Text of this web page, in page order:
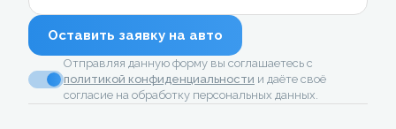
Оставить заявку на авто
Отправляя данную форму вы соглашаетесь с
политикой конфиденциальности и даёте своё
согласие на обработку персональных данных.